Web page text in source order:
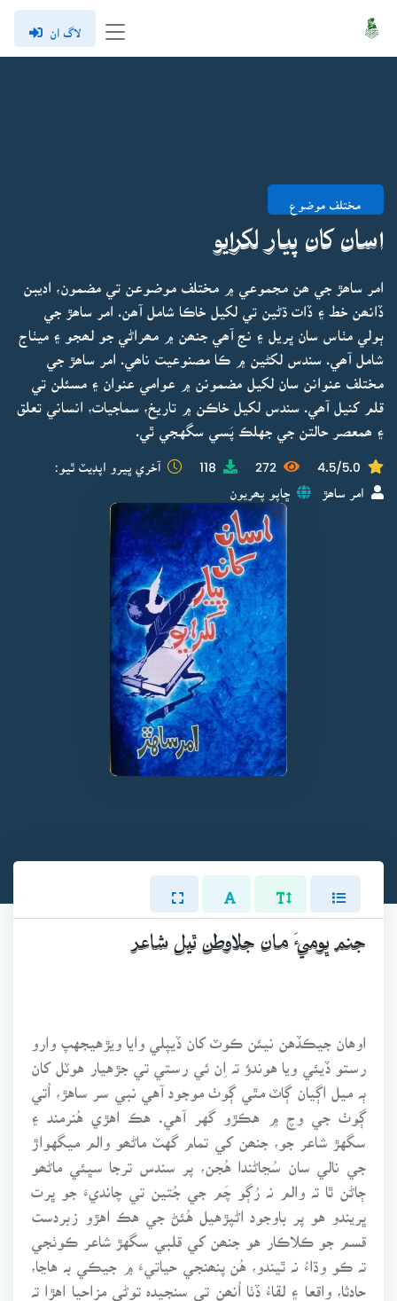
لاگ ان
مختلف موضوع
اسان کان پيار لکرايو
امر ساھڙ جي ھن مجموعي ۾ مختلف موضوعن تي مضمون، اديبن
ڏانھن خط ۽ ڏات ڌڻين تي لکيل خاڪا شامل آھن. امر ساھڙ جي
ٻولي مٺاس سان ڀريل ۽ نج آھي جنھن ۾ مھراڻي جو لھجو ۽ ميٺاج
شامل آھي. سندس لکڻين ۾ ڪا مصنوعيت ناھي. امر ساھڙ جي
مختلف عنوانن سان لکيل مضمونن ۾ عوامي عنوان ۽ مسئلن تي
قلم کنيل آھي. سندس لکيل خاڪن ۾ تاريخ، سماجيات، انساني تعلق
۽ ھمعصر حالتن جي جهلڪ پَسي سگهجي ٿي.
4.5/5.0
272
118 آخري ڀيرو اپڊيٽ ٿيو:
امر ساھڙ ڇاپو پھريون
جنم ڀوميءَ مان جلاوطن ٿيل شاعر
اوهان جيڪڏهن نيئن ڪوٽ کان ڏيپلي وايا ويڙهيجهپ وارو
رستو ڏيئي ويا هوندؤ تہ اِن ئي رستي تي جڙهيار هوٽل کان
ٻہ ميل اڳيان ڳاٽ مٿي ڳوٺ موجود آهي نبي سر ساهڙ، اُتي
ڳوٺ جي وچ ۾ هڪڙو گهر آهي. هڪ اهڙي هُنرمند ۽
سگهڙ شاعر جو، جنھن کي تمام گهٽ ماڻھو والم ميگهواڙ
جي نالي سان سُڃاڻندا هُجن، پر سندس ترجا سڀئي ماڻھو
ڄاڻن ٿا تہ والم نہ رُڳو چَم جي جُتين تي چانديءَ جو ڀرت
ڀريندو هو پر باوجود اڻپڙهيل هُئڻ جي هڪ اهڙو زبردست
قسم جو ڪلاڪار هو جنھن کي قلبي سگهڙ شاعر ڪوٺجي
تہ ڪو وڌاءُ نہ ٿيندو، هُن پنھنجي حياتيءَ ۾ جيڪي بہ هاڃا،
حادثا، واقعا ۽ لقاءُ ڏٺا اُنھن تي سنجيدہ توڻي مزاحيا اهڙا تہ